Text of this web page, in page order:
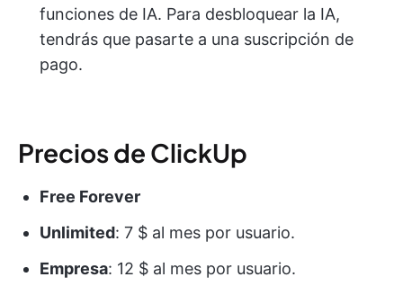
funciones de IA. Para desbloquear la IA,
tendrás que pasarte a una suscripción de
pago.
Precios de ClickUp
Free Forever
Unlimited: 7 $ al mes por usuario.
Empresa: 12 $ al mes por usuario.